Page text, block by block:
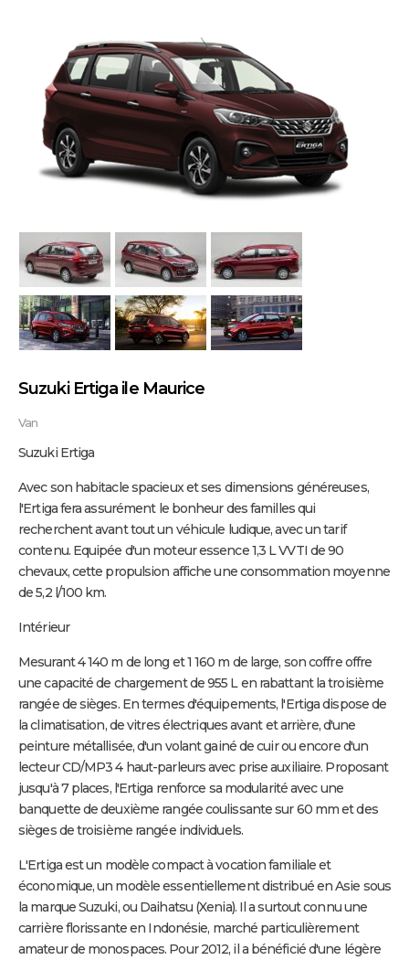
Suzuki Ertiga ile Maurice
Van
Suzuki Ertiga
Avec son habitacle spacieux et ses dimensions généreuses,
l'Ertiga fera assurément le bonheur des familles qui
recherchent avant tout un véhicule ludique, avec un tarif
contenu. Equipée d'un moteur essence 1,3 L VVTI de 90
chevaux, cette propulsion affiche une consommation moyenne
de 5,2 l/100 km.
Intérieur
Mesurant 4 140 m de long et 1 160 m de large, son coffre offre
une capacité de chargement de 955 L en rabattant la troisième
rangée de sièges. En termes d'équipements, l'Ertiga dispose de
la climatisation, de vitres électriques avant et arrière, d'une
peinture métallisée, d'un volant gainé de cuir ou encore d'un
lecteur CD/MP3 4 haut-parleurs avec prise auxiliaire. Proposant
jusqu'à 7 places, l'Ertiga renforce sa modularité avec une
banquette de deuxième rangée coulissante sur 60 mm et des
sièges de troisième rangée individuels.
L'Ertiga est un modèle compact à vocation familiale et
économique, un modèle essentiellement distribué en Asie sous
la marque Suzuki, ou Daihatsu (Xenia). Il a surtout connu une
carrière florissante en Indonésie, marché particulièrement
amateur de monospaces. Pour 2012, il a bénéficié d'une légère